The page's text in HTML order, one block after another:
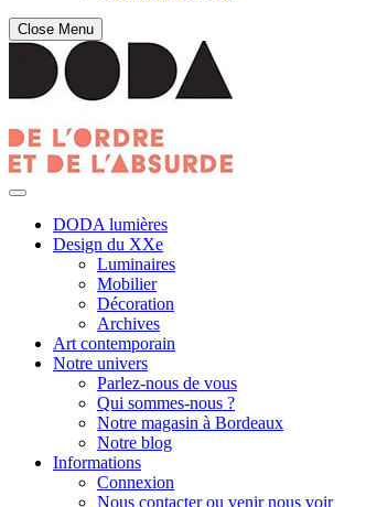
Close Menu
DODA lumières
Design du XXe
Luminaires
Mobilier
Décoration
Archives
Art contemporain
Notre univers
Parlez-nous de vous
Qui sommes-nous ?
Notre magasin à Bordeaux
Notre blog
Informations
Connexion
Nous contacter ou venir nous voir